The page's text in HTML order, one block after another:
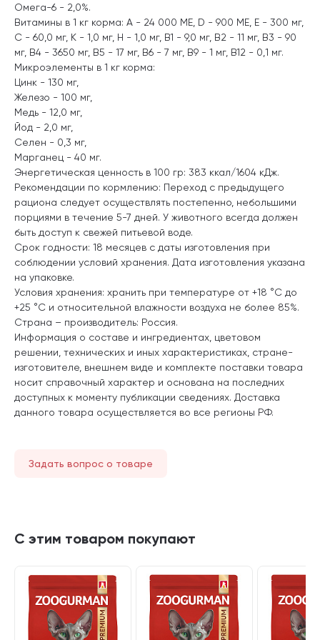
Омега-6 - 2,0%.
Витамины в 1 кг корма: A - 24 000 ME, D - 900 ME, Е - 300 мг,
С - 60,0 мг, К - 1,0 мг, Н - 1,0 мг, В1 - 9,0 мг, В2 - 11 мг, В3 - 90
мг, В4 - 3650 мг, В5 - 17 мг, В6 - 7 мг, В9 - 1 мг, В12 - 0,1 мг.
Микроэлементы в 1 кг корма:
Цинк - 130 мг,
Железо - 100 мг,
Медь - 12,0 мг,
Йод - 2,0 мг,
Селен - 0,3 мг,
Марганец - 40 мг.
Энергетическая ценность в 100 гр: 383 ккал/1604 кДж.
Рекомендации по кормлению: Переход с предыдущего
рациона следует осуществлять постепенно, небольшими
порциями в течение 5-7 дней. У животного всегда должен
быть доступ к свежей питьевой воде.
Срок годности: 18 месяцев с даты изготовления при
соблюдении условий хранения. Дата изготовления указана
на упаковке.
Условия хранения: хранить при температуре от +18 °C до
+25 °C и относительной влажности воздуха не более 85%.
Страна – производитель: Россия.
Информация о составе и ингредиентах, цветовом
решении, технических и иных характеристиках, стране-
изготовителе, внешнем виде и комплекте поставки товара
носит справочный характер и основана на последних
доступных к моменту публикации сведениях. Доставка
данного товара осуществляется во все регионы РФ.
Задать вопрос о товаре
С этим товаром покупают